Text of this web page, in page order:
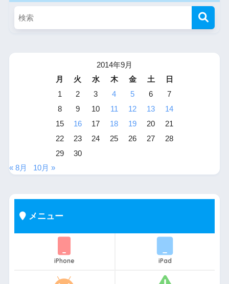
2014年9月
月
火 水 木 金 土
日
1
2 3 4 5 6
7
8
9 10 11 12 13
14
15
16 17 18 19 20
21
22
23 24 25 26 27
28
29
30
« 8月
10月 »
メニュー
iPhone iPad